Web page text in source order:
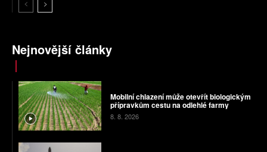
Nejnovější články
Mobilní chlazení může otevřít biologickým
přípravkům cestu na odlehlé farmy
8. 8. 2026